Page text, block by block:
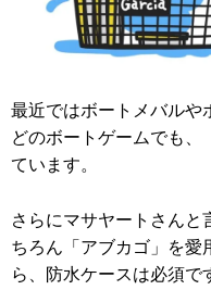
最近ではボートメバルや
どのボートゲームでも、
ています。
さらにマサヤートさんと
ちろん「アブカゴ」を愛
ら、防水ケースは必須で